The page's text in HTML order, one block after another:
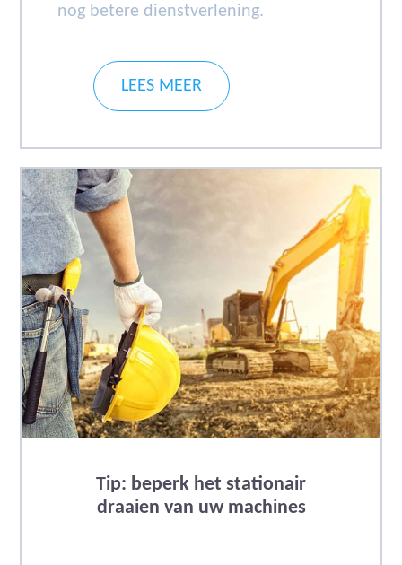
nog betere dienstverlening.
LEES MEER
Tip: beperk het stationair
draaien van uw machines